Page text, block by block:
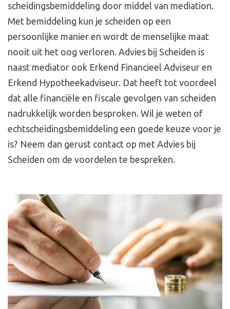
scheidingsbemiddeling door middel van mediation.
Met bemiddeling kun je scheiden op een
persoonlijke manier en wordt de menselijke maat
nooit uit het oog verloren. Advies bij Scheiden is
naast mediator ook Erkend Financieel Adviseur en
Erkend Hypotheekadviseur. Dat heeft tot voordeel
dat alle financiële en fiscale gevolgen van scheiden
nadrukkelijk worden besproken. Wil je weten of
echtscheidingsbemiddeling een goede keuze voor je
is? Neem dan gerust contact op met Advies bij
Scheiden om de voordelen te bespreken.